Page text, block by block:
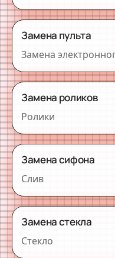
Замена пульта
Замена
Замена роликов
Ролики
Замена сифона
Слив
Замена стекла
Стекло